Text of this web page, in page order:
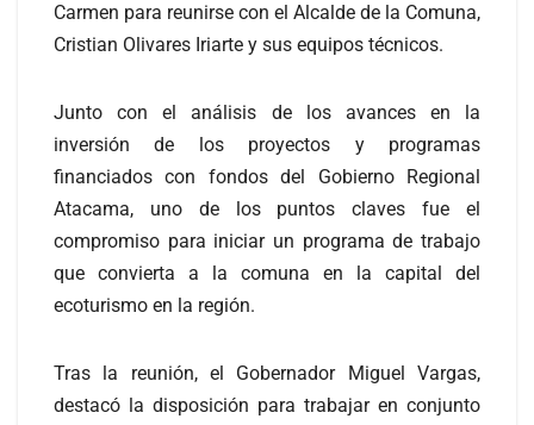
Carmen para reunirse con el Alcalde de la Comuna,
Cristian Olivares Iriarte y sus equipos técnicos.
Junto con el análisis de los avances en la
inversión de los proyectos y programas
financiados con fondos del Gobierno Regional
Atacama, uno de los puntos claves fue el
compromiso para iniciar un programa de trabajo
que convierta a la comuna en la capital del
ecoturismo en la región.
Tras la reunión, el Gobernador Miguel Vargas,
destacó la disposición para trabajar en conjunto